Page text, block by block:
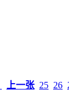
上一张 25 26